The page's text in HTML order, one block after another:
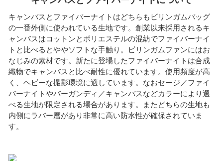
キャンバスとファイバーナイトはどちらもビリンガムバッグ
の一番外側に使われている生地です。創業以来採用されるキ
ャンバスはコットンとポリエステルの混紡でファイバーナイ
トと比べるとややソフトな手触り。ビリンガムファンにはお
なじみの素材です。新たに登場したファイバーナイトは合成
織物でキャンバスと比べ耐性に優れています。使用頻度が高
く、ヘビーな撮影環境に適しています。なおセージ／ファイ
バーナイトやバーガンディ／キャンバスなどカラーにより選
べる生地が限定される場合があります。またどちらの生地も
内側にラバー層があり非常に高い防水性が確保されていま
す。